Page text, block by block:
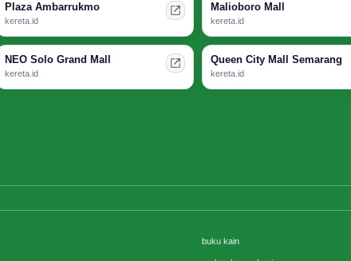
Plaza Ambarrukmo
kereta.id
Malioboro Mall
kereta.id
NEO Solo Grand Mall
kereta.id
Queen City Mall Semarang
kereta.id
buku kain